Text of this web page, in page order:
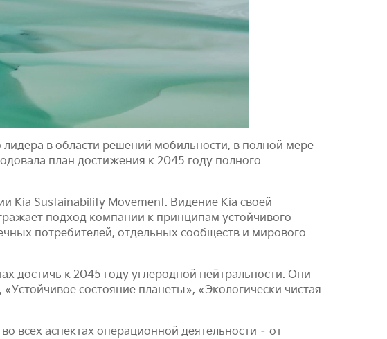
в области решений мобильности, в полной мере
план достижения к 2045 году полного
Kia Sustainability Movement. Видение Kia своей
подход компании к принципам устойчивого
потребителей, отдельных сообществ и мирового
достичь к 2045 году углеродной нейтральности. Они
состояние планеты», «Экологически чистая
всех аспектах операционной деятельности – от